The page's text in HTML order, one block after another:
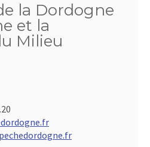
la Dordogne
et la
Milieu